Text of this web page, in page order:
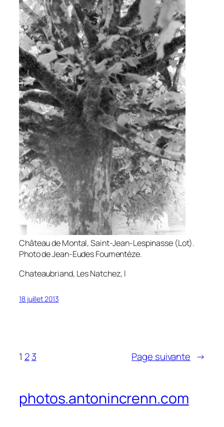
Château de Montal, Saint-Jean-Lespinasse (Lot).
Photo de Jean-Eudes Foumentèze.
Chateaubriand, Les Natchez, I
18 juillet 2013
1 2 3 Page suivante →
photos.antonincrenn.com